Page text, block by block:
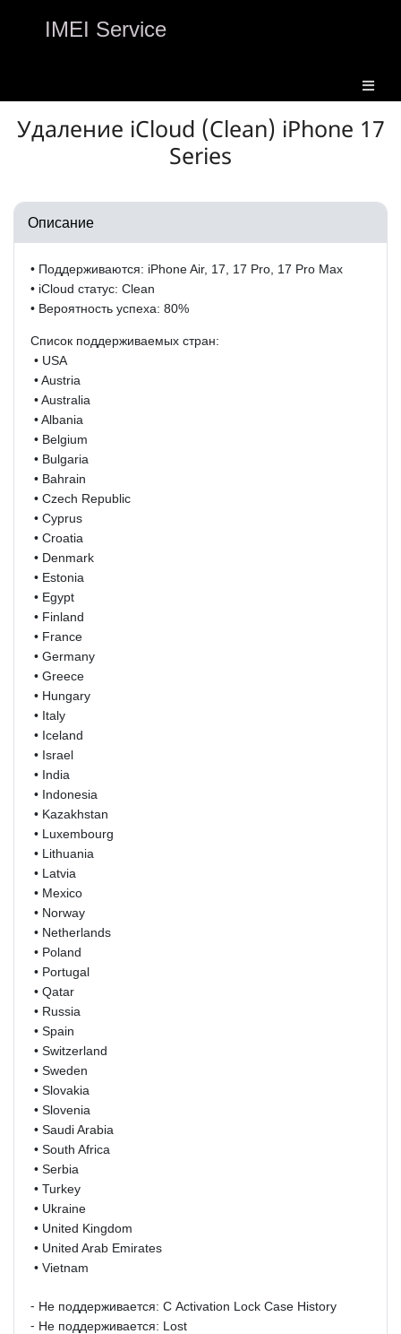
IMEI Service
Удаление iCloud (Clean) iPhone 17
Series
Описание
• Поддерживаются: iPhone Air, 17, 17 Pro, 17 Pro Max
• iCloud статус: Clean
• Вероятность успеха: 80%
Список поддерживаемых стран:
• USA
• Austria
• Australia
• Albania
• Belgium
• Bulgaria
• Bahrain
• Czech Republic
• Cyprus
• Croatia
• Denmark
• Estonia
• Egypt
• Finland
• France
• Germany
• Greece
• Hungary
• Italy
• Iceland
• Israel
• India
• Indonesia
• Kazakhstan
• Luxembourg
• Lithuania
• Latvia
• Mexico
• Norway
• Netherlands
• Poland
• Portugal
• Qatar
• Russia
• Spain
• Switzerland
• Sweden
• Slovakia
• Slovenia
• Saudi Arabia
• South Africa
• Serbia
• Turkey
• Ukraine
• United Kingdom
• United Arab Emirates
• Vietnam
⁃ Не поддерживается: С Activation Lock Case History
⁃ Не поддерживается: Lost